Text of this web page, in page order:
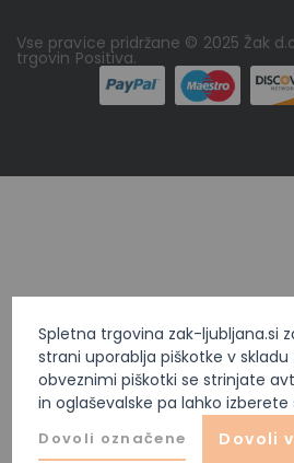
Spletna trgovina zak-ljubljana.si
strani uporablja piškotke v skladu
obveznimi piškotki se strinjate
in oglaševalske pa lahko izberete
Dovoli označene Dovoli
Vse pravice pridržane © 2025 Žak
trgovin Positiva.